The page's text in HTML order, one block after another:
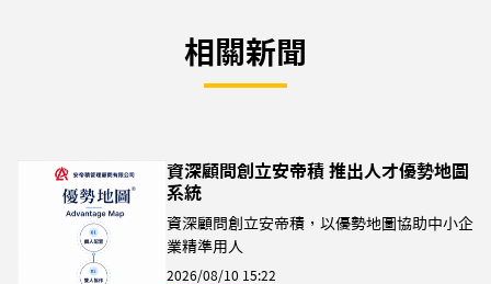
相關新聞
資深顧問創立安帝積 推出人才優勢地圖
系統
資深顧問創立安帝積，以優勢地圖協助中小企
業精準用人
2026/08/10 15:22